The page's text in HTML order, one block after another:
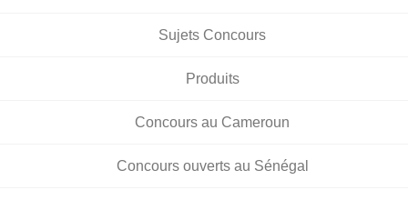
Sujets Concours
Produits
Concours au Cameroun
Concours ouverts au Sénégal